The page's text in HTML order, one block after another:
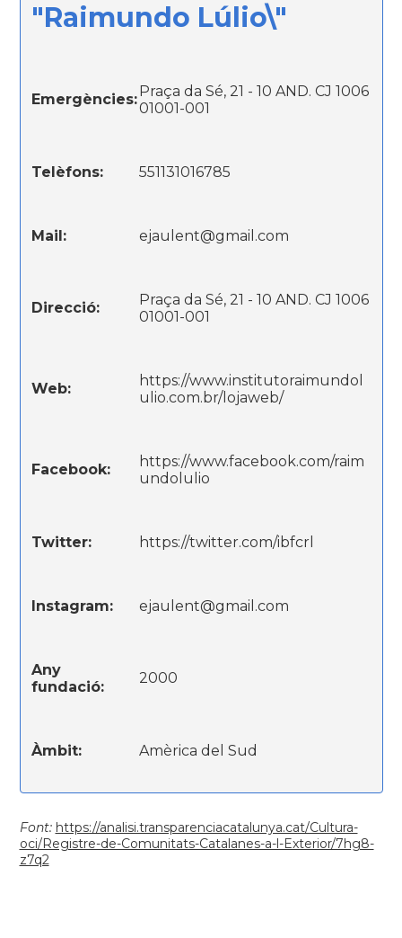
"Raimundo Lúlio\"
Emergències: Praça da Sé, 21 - 10 AND. CJ 1006
01001-001
Telèfons: 551131016785
Mail: ejaulent@gmail.com
Direcció:
Praça da Sé, 21 - 10 AND. CJ 1006
01001-001
Web:
https://www.institutoraimundol
ulio.com.br/lojaweb/
Facebook:
https://www.facebook.com/raim
undolulio
Twitter: https://twitter.com/ibfcrl
Instagram: ejaulent@gmail.com
Any
fundació:
2000
Àmbit: Amèrica del Sud
Font: https://analisi.transparenciacatalunya.cat/Cultura-
oci/Registre-de-Comunitats-Catalanes-a-l-Exterior/7hg8-
z7q2